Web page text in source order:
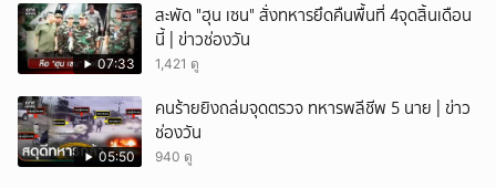
07:33
สะพัด "ฮุน เซน" สั่งทหารยึดคืนพื้นที่ 4จุดสิ้นเดือน
นี้ | ข่าวช่องวัน
1,421 ดู
05:50
คนร้ายยิงถล่มจุดตรวจ ทหารพลีชีพ 5 นาย | ข่าว
ช่องวัน
940 ดู